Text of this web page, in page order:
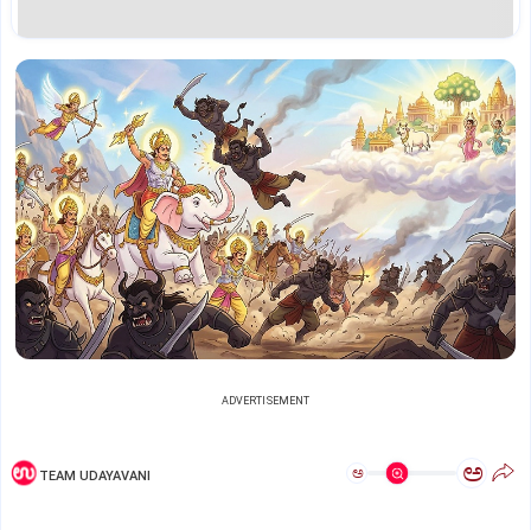
ADVERTISEMENT
TEAM UDAYAVANI ಅ ಅ